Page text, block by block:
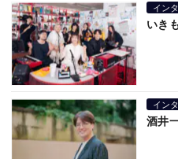
イン
いき
イン
酒井